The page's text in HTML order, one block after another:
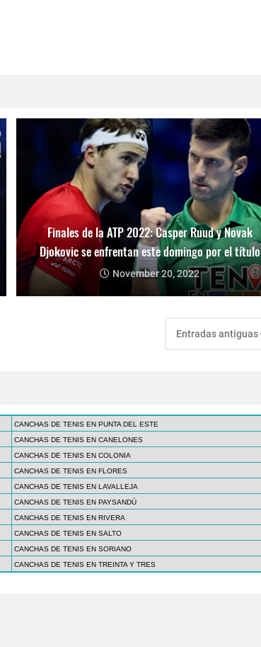
Finales de la ATP 2022: Casper Ruud y Novak
Djokovic se enfrentan este domingo por el título
November 20, 2022
Entradas antiguas
CANCHAS DE TENIS EN PUNTA DEL ESTE
CANCHAS DE TENIS EN CANELONES
CANCHAS DE TENIS EN COLONIA
CANCHAS DE TENIS EN FLORES
CANCHAS DE TENIS EN LAVALLEJA
CANCHAS DE TENIS EN PAYSANDÚ
CANCHAS DE TENIS EN RIVERA
CANCHAS DE TENIS EN SALTO
CANCHAS DE TENIS EN SORIANO
CANCHAS DE TENIS EN TREINTA Y TRES